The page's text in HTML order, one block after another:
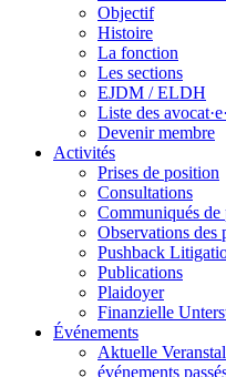
Objectif
Histoire
La fonction
Les sections
EJDM / ELDH
Liste des
Devenir membre
Activités
Prises de position
Consultations
Communiqués de
Observations des
Pushback
Publications
Plaidoyer
Finanzielle
Événements
Aktuelle
événements